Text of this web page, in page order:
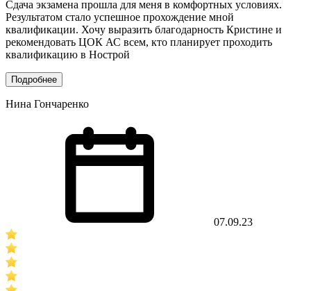
Сдача экзамена прошла для меня в комфортных условиях.
Результатом стало успешное прохождение мной
квалификации. Хочу выразить благодарность Кристине и
рекомендовать ЦОК АС всем, кто планирует проходить
квалификацию в Нострой
Подробнее
Нина Гончаренко
07.09.23